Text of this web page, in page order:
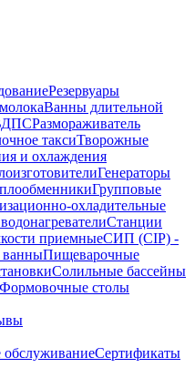
Резервуары
Ванны длительной
Размораживатель
таксиТворожные
и охлаждения
Генераторы
Групповые
охладительные
Станции
приемныеСИП (CIP) -
ванныПищеварочные
Солильные бассейны
Формовочные столы
обслуживаниеСертификаты